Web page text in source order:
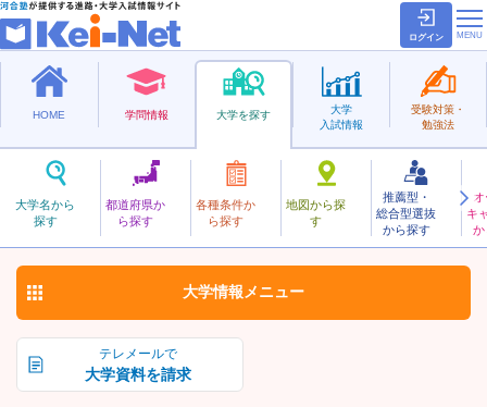
ログイン
HOME 学問情報 大学を探す
大学名から
探す
都道府県か
ら探す
各種条件か
ら探す
地図から探
す
推薦型・
総合型選抜
から探す
キ
か
大学
入試情報
受験対策・
勉強法
私立
ほっかいがくえん
北海学園大学 お気に入り
テレメールで
大学資料を請求
大学情報 メニュー